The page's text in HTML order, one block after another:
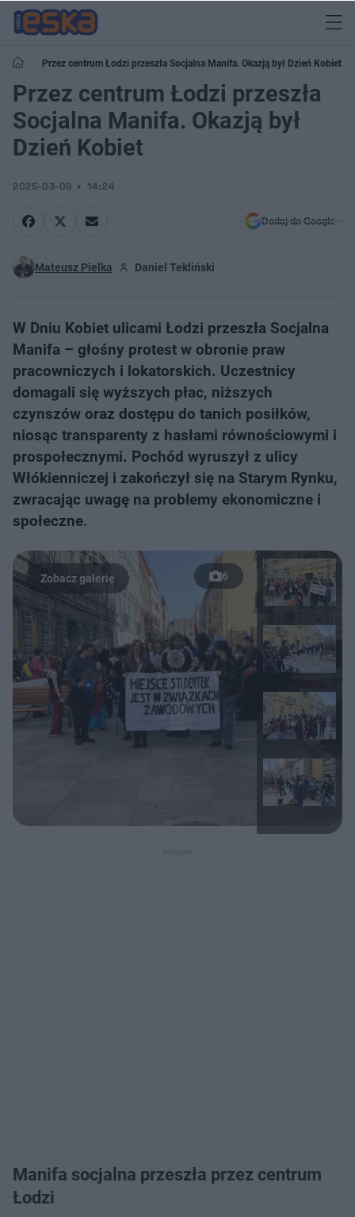
Przez centrum Łodzi przeszła Socjalna Manifa. Okazją był Dzień Kobiet
Przez centrum Łodzi przeszła
Socjalna Manifa. Okazją był
Dzień Kobiet
2025-03-09 14:24
Dodaj do Google
Mateusz Pielka Daniel Tekliński
W Dniu Kobiet ulicami Łodzi przeszła Socjalna
Manifa – głośny protest w obronie praw
pracowniczych i lokatorskich. Uczestnicy
domagali się wyższych płac, niższych
czynszów oraz dostępu do tanich posiłków,
niosąc transparenty z hasłami równościowymi i
prospołecznymi. Pochód wyruszył z ulicy
Włókienniczej i zakończył się na Starym Rynku,
zwracając uwagę na problemy ekonomiczne i
społeczne.
6
Manifa socjalna przeszła przez centrum
Łodzi